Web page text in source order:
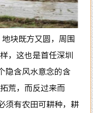
块既方又圆，周围
，这也是首任深圳
隐含风水意念的含
荒，而反过来而
须有农田可耕种，耕